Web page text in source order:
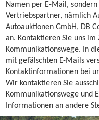
Namen per E-Mail,
Vertriebspartner, nämlich
Autoauktionen GmbH, DB
an. Kontaktieren Sie uns
Kommunikationswege. In
mit gefälschten E-Mails
Kontaktinformationen bei
Wir kontaktieren Sie
Kommunikationswege und
Informationen an andere